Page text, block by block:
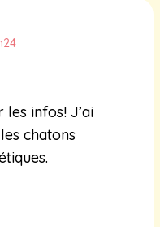
infos! J’ai
chatons